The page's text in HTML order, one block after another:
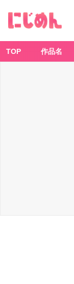
TOP 作品名